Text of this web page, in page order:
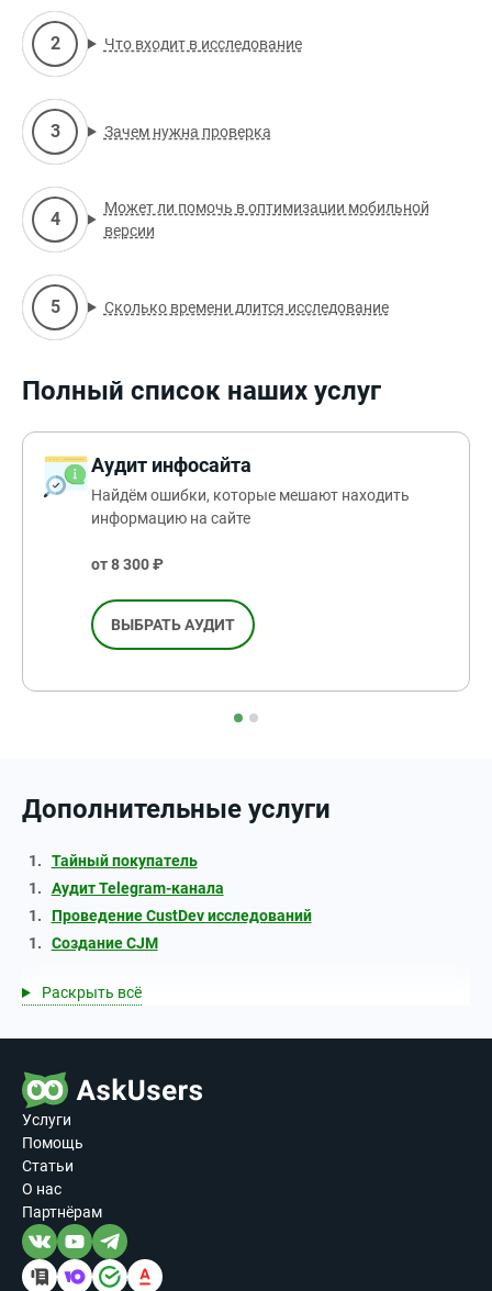
Что входит в исследование
Зачем нужна проверка
Может ли помочь в оптимизации мобильной
версии
Сколько времени длится исследование
Полный список наших услуг
Аудит инфосайта
Найдём ошибки, которые мешают находить
информацию на сайте
от 8 300 ₽
ВЫБРАТЬ АУДИТ
Дополнительные услуги
Тайный покупатель
Аудит Telegram-канала
Проведение CustDev исследований
Создание CJM
Раскрыть всё
Услуги
Помощь
Статьи
О нас
Партнёрам